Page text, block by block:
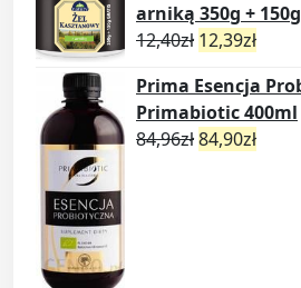
arniką 350g + 150g
12,40zł 12,39zł
Prima Esencja
Primabiotic 400ml
84,96zł84,90zł